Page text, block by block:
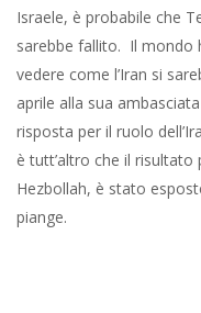
Israele, è probabile che
sarebbe fallito. Il mondo
vedere come l’Iran si
aprile alla sua
risposta per il ruolo
è tutt’altro che il risultato
Hezbollah, è stato
piange.